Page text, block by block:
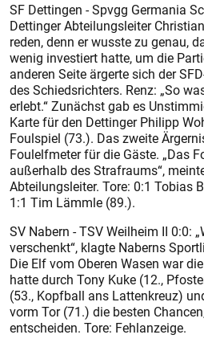
SF Dettingen - Spvgg Germania
Dettinger Abteilungsleiter
reden, denn er wusste zu genau,
wenig investiert hatte, um die
anderen Seite ärgerte sich der
des Schiedsrichters. Renz: „So
erlebt.“ Zunächst gab es
Karte für den Dettinger Philipp
Foulspiel (73.). Das zweite
Foulelfmeter für die Gäste. „Das
außerhalb des Strafraums“,
Abteilungsleiter. Tore: 0:1 Tobias
1:1 Tim Lämmle (89.).
SV Nabern - TSV Weilheim II 0:0:
verschenkt“, klagte Naberns
Die Elf vom Oberen Wasen war
hatte durch Tony Kuke (12.,
(53., Kopfball ans Lattenkreuz)
vorm Tor (71.) die besten
entscheiden. Tore: Fehlanzeige.